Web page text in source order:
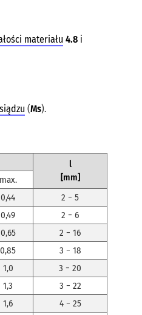
materiału 4.8 i
(Ms).
l
[mm]
max.
0,44
2 − 5
0,49
2 − 6
0,65
2 − 16
0,85
3 − 18
1,0
3 − 20
1,3
3 − 22
1,6
4 − 25